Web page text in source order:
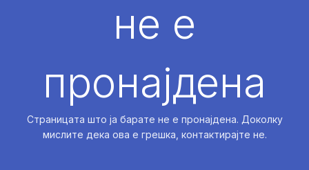
не е
пронајдена
Страницата што ја барате не е пронајдена. Доколку
мислите дека ова е грешка, контактирајте не.